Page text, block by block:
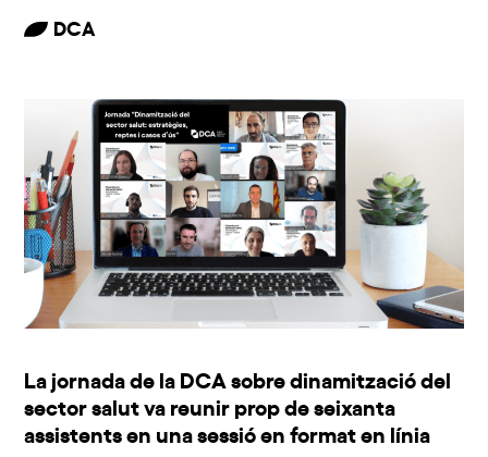
DCA
La jornada de la DCA sobre dinamització del
sector salut va reunir prop de seixanta
assistents en una sessió en format en línia